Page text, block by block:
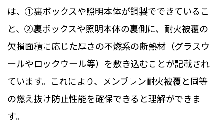
は、①裏ボックスや照明本体が鋼製でできているこ
と、②裏ボックスや照明本体の裏側に、耐火被覆の
欠損面積に応じた厚さの不燃系の断熱材（グラスウ
ールやロックウール等）を敷き込むことが記載され
ています。これにより、メンブレン耐火被覆と同等
の燃え抜け防止性能を確保できると理解ができま
す。